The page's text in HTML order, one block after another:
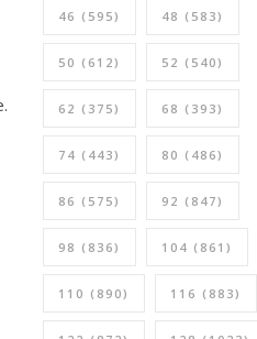
46 (595) 48 (583)
50 (612) 52 (540)
62 (375) 68 (393)
74 (443) 80 (486)
86 (575) 92 (847)
98 (836) 104 (861)
110 (890) 116 (883)